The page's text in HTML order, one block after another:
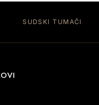
SUDSKI TUMAČI